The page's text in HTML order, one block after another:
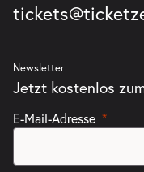
Newsletter
Jetzt kostenlos
E-Mail-Adresse